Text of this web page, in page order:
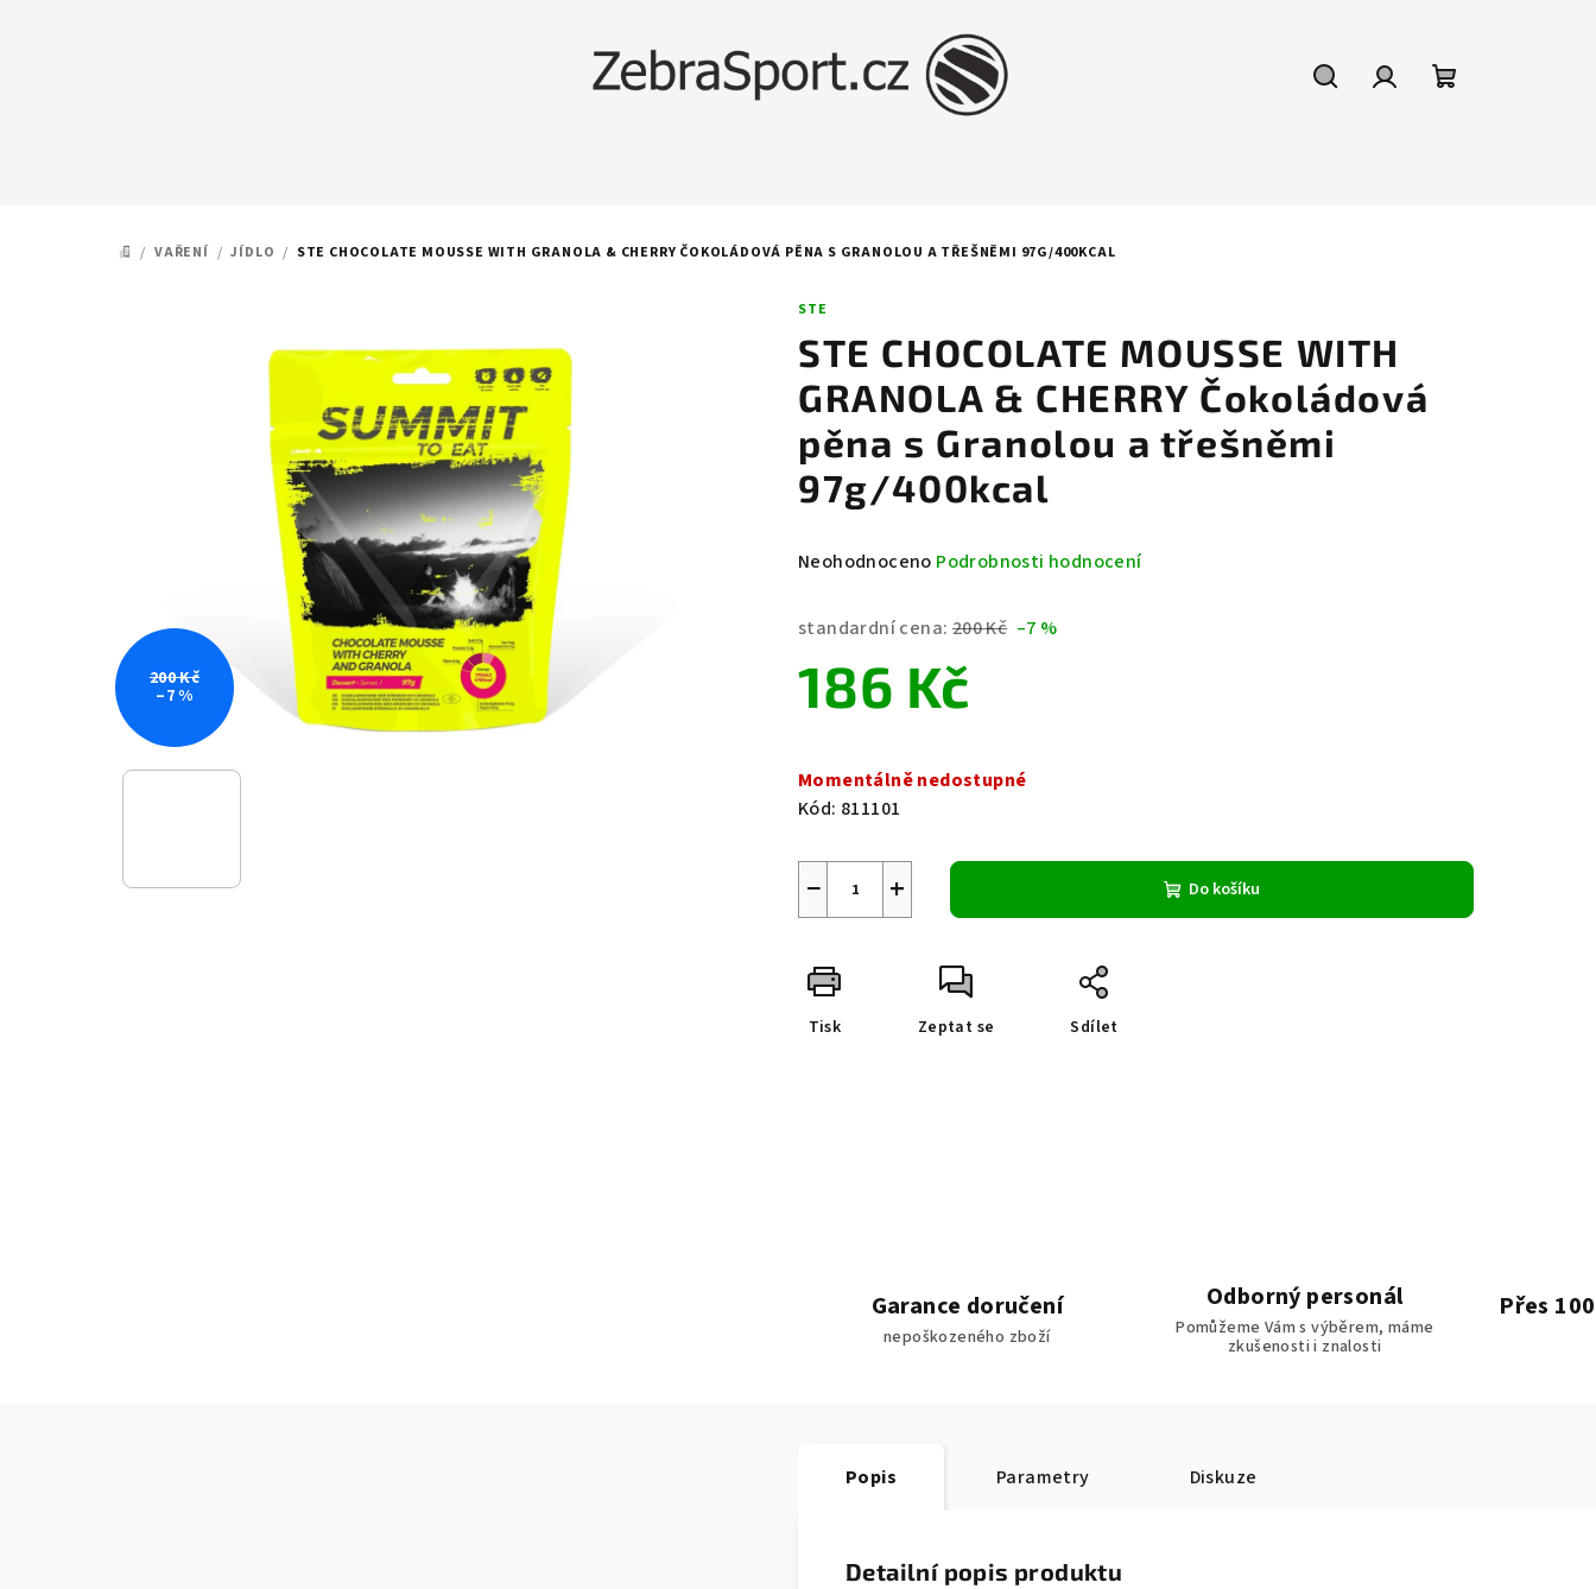
DOMŮ
/ VAŘENÍ / JÍDLO / STE CHOCOLATE MOUSSE WITH GRANOLA & CHERRY ČOKOLÁDOVÁ PĚNA S GRANOLOU A TŘEŠNĚMI 97G/400KCAL
STE
STE CHOCOLATE MOUSSE WITH
GRANOLA & CHERRY Čokoládová
pěna s Granolou a třešněmi
97g/400kcal
Průměrné
produktu
0,0
Neohodnoceno Podrobnosti hodnocení
standardní cena: 200 Kč –7 %
186 Kč
cena:
Momentálně nedostupné
Kód: 811101
+
− Do košíku
Tisk Zeptat se Sdílet
200 Kč
–7 %
Garance doručení
nepoškozeného zboží
Odborný personál
Pomůžeme Vám s výběrem, máme
zkušenosti i znalosti
Přes
Popis Parametry Diskuze
Detailní popis produktu